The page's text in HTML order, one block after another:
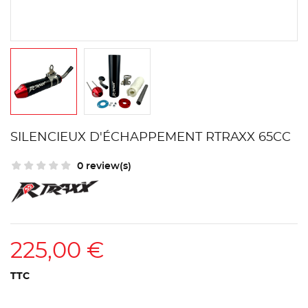
SILENCIEUX D'ÉCHAPPEMENT RTRAXX 65CC
0 review(s)
225,00 €
TTC